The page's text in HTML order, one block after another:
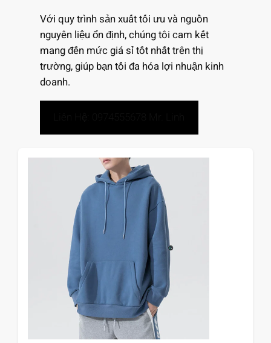
Với quy trình sản xuất tối ưu và nguồn
nguyên liệu ổn định, chúng tôi cam kết
mang đến mức giá sỉ tốt nhất trên thị
trường, giúp bạn tối đa hóa lợi nhuận kinh
doanh.